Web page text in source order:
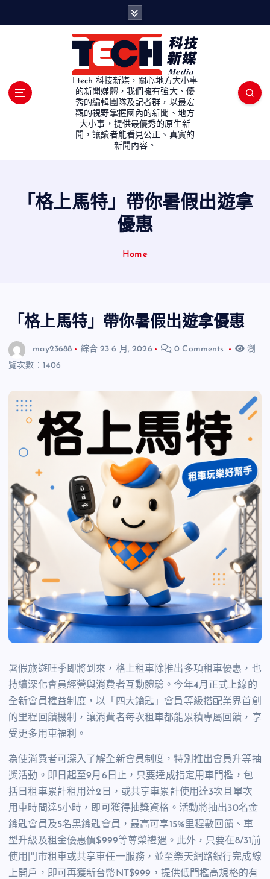
I tech 科技新媒，關心地方大小事
的新聞媒體，我們擁有強大、優
秀的編輯團隊及記者群，以最宏
觀的視野掌握國內的新聞、地方
大小事，提供最優秀的原生新
聞，讓讀者能看見公正、真實的
新聞內容。
「格上馬特」帶你暑假出遊拿
優惠
Home
「格上馬特」帶你暑假出遊拿優惠
may23688 綜合 23 6 月, 2026 0 Comments
瀏
覽次數：1406
暑假旅遊旺季即將到來，格上租車除推出多項租車優惠，也
持續深化會員經營與消費者互動體驗。今年4月正式上線的
全新會員權益制度，以「四大鑰匙」會員等級搭配業界首創
的里程回饋機制，讓消費者每次租車都能累積專屬回饋，享
受更多用車福利。
為使消費者可深入了解全新會員制度，特別推出會員升等抽
獎活動。即日起至9月 6 日止，只要達成指定用車門檻，包
括日租車累計租用達2 日，或共享車累計使用達3次且單次
用車時間達5小時，即可獲得抽獎資格。活動將抽出30名金
鑰匙會員及5名黑鑰匙會員，最高可享15%里程數回饋、車
型升級及租金優惠價$999等尊榮禮遇。此外，只要在8/31前
使用門市租車或共享車任一服務，並至樂天網路銀行完成線
上開戶，即可再獲新台幣 NT$999 ，提供低門檻高規格的有